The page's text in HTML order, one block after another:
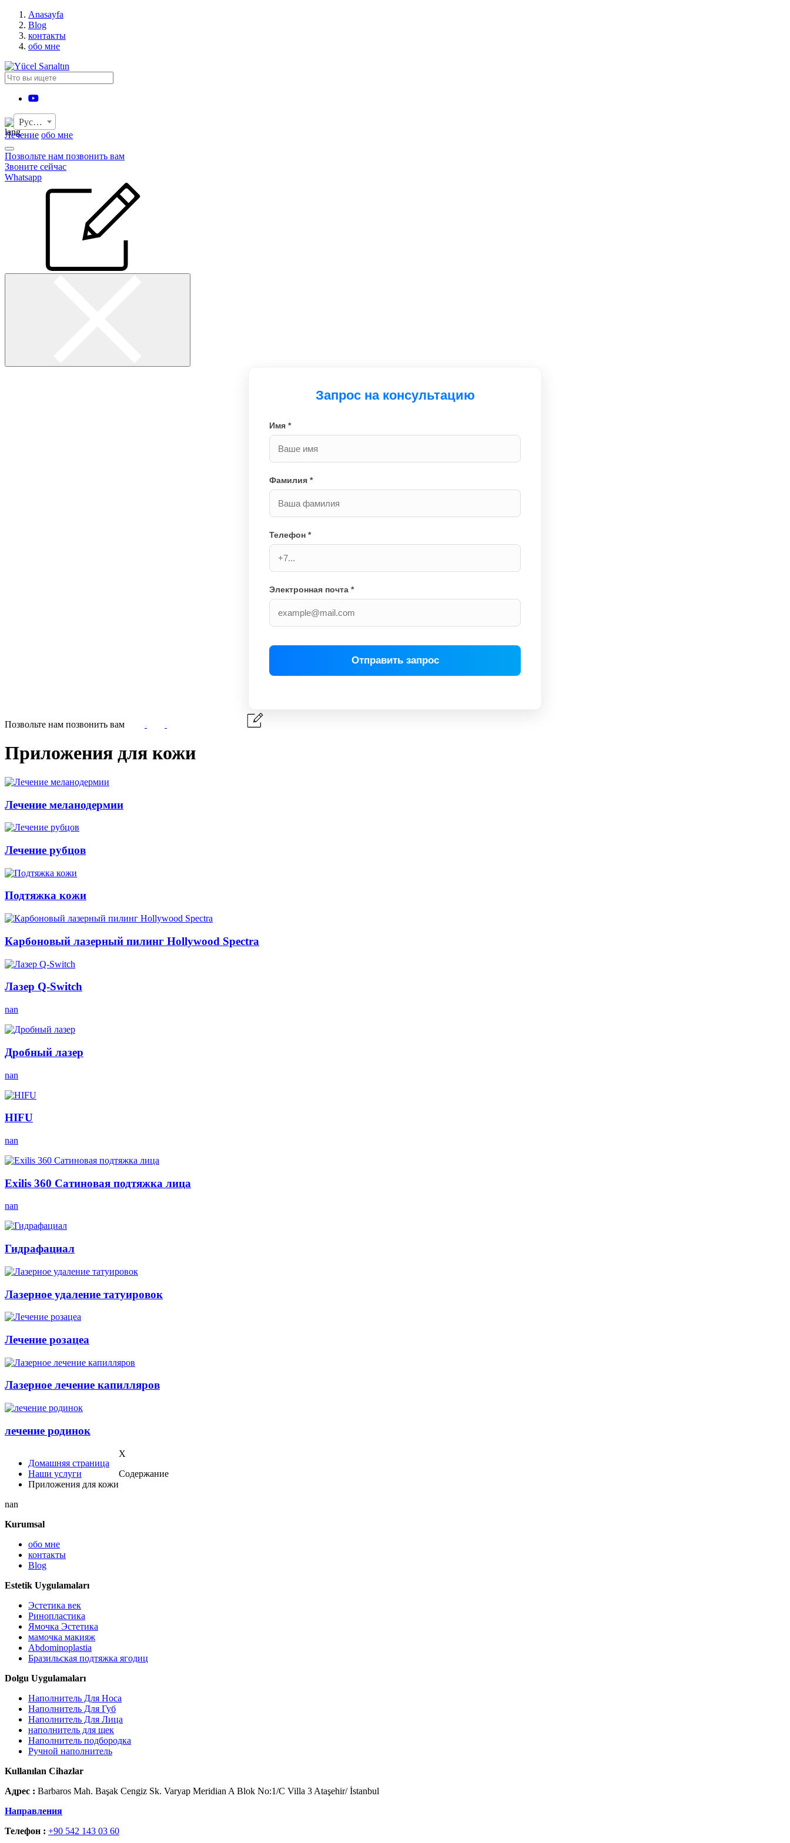
Anasayfa
Blog
контакты
обо мне
YouTube
Русский
Лечение обо мне
Позвольте нам позвонить вам
Звоните сейчас
Whatsapp
Запрос на консультацию
Имя *
Фамилия *
Телефон *
Электронная почта *
Позвольте нам позвонить вам
Приложения для кожи
Лечение меланодермии
Лечение рубцов
Подтяжка кожи
Карбоновый лазерный пилинг Hollywood Spectra
Лазер Q-Switch
nan
Дробный лазер
nan
HIFU
nan
Exilis 360 Сатиновая подтяжка лица
nan
Гидрафациал
Лазерное удаление татуировок
Лечение розацеа
Лазерное лечение капилляров
лечение родинок
Домашняя страница
Наши услуги
Приложения для кожи
nan
X
Содержание
Kurumsal
обо мне
контакты
Blog
Estetik Uygulamaları
Эстетика век
Ринопластика
Ямочка Эстетика
мамочка макияж
Abdominoplastia
Бразильская подтяжка ягодиц
Dolgu Uygulamaları
Наполнитель Для Носа
Наполнитель Для Губ
Наполнитель Для Лица
наполнитель для щек
Наполнитель подбородка
Ручной наполнитель
Kullanılan Cihazlar
Адрес : Barbaros Mah. Başak Cengiz Sk. Varyap Meridian A Blok No:1/C Villa 3 Ataşehir/ İstanbul
Направления
Телефон : +90 542 143 03 60